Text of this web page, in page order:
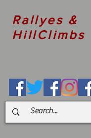
Rallyes &
HillClimbs